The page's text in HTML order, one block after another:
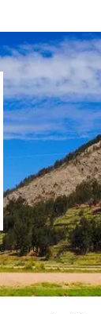
– Perú)